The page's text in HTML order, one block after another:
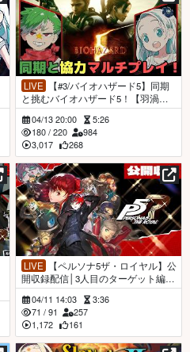
LIVE
と挑むバイオハザード5！【羽渦ミ
ウネル/大門地リューゴン/#リューネ
ル 】04/13 20:00
5:26
180 /220
984
3,017
268
LIVE
開収録配信│3人目のターゲット編
【羽渦ミウネル】
04/11 14:03
3:36
71 /91
257
1,172
161